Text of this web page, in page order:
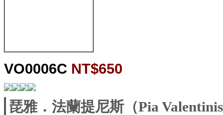
VO0006C NT$650
琵雅．法蘭提尼斯（Pia